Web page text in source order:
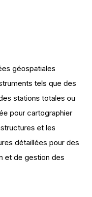
géospatiales
tels que des
stations totales ou
pour cartographier
et les
détaillées pour des
et de gestion des